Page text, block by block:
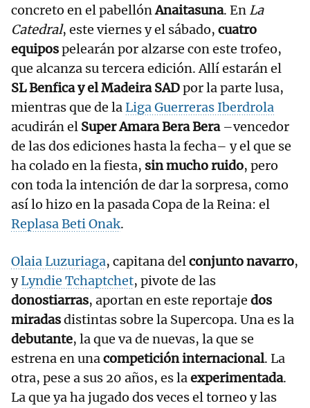
concreto en el pabellónAnaitasuna. En La
Catedral, este viernes y el sábado, cuatro
equipospelearán por alzarse con este trofeo,
que alcanza su tercera edición. Allí estarán el
SL Benfica y el Madeira SADpor la parte lusa,
mientras que de laLiga Guerreras Iberdrola
acudirán el Super Amara Bera Bera–vencedor
de las dos ediciones hasta la fecha– y el que se
ha colado en la fiesta, sin mucho ruido, pero
con toda la intención de dar la sorpresa, como
así lo hizo en la pasada Copa de la Reina: el
Replasa Beti Onak.
Olaia Luzuriaga, capitana delconjunto navarro,
yLyndie Tchaptchet, pivote de las
donostiarras, aportan en este reportaje dos
miradasdistintas sobre la Supercopa. Una es la
debutante, la que va de nuevas, la que se
estrena en unacompetición internacional. La
otra, pese a sus 20 años, es laexperimentada.
La que ya ha jugado dos veces el torneo y las